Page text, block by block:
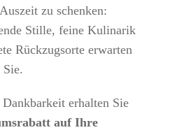
zu schenken:
Stille, feine Kulinarik
Rückzugsorte erwarten
Sie.
erhalten Sie
auf Ihre